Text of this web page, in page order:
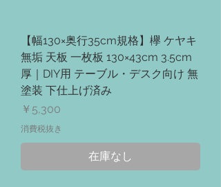
【幅130×奥行35cm規格】欅 ケヤキ
無垢 天板 一枚板 130×43cm 3.5cm
厚｜DIY用 テーブル・デスク向け 無
塗装 下仕上げ済み
価格
￥5,300
消費税抜き
在庫なし